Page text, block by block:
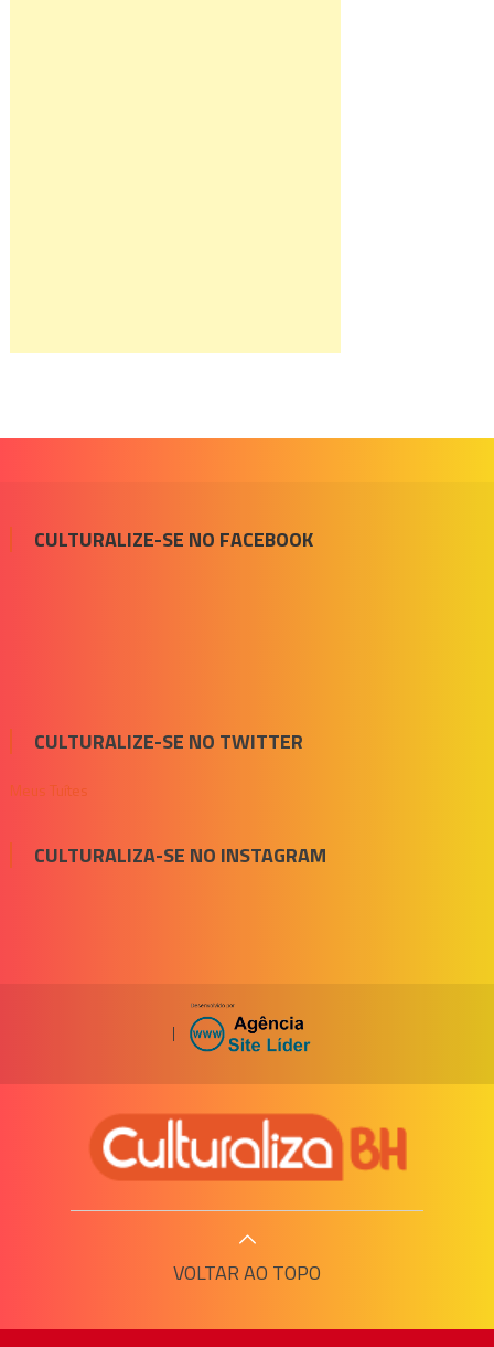
CULTURALIZE-SE NO FACEBOOK
CULTURALIZE-SE NO TWITTER
Meus Tuítes
CULTURALIZA-SE NO INSTAGRAM
|
VOLTAR AO TOPO